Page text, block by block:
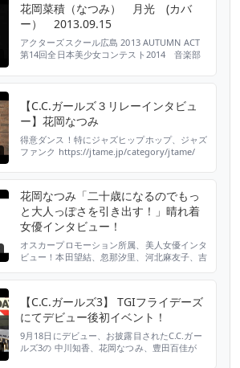
花岡菜積（なつみ） 月光 (カバ
ー） 2013.09.15
アクターズスクール広島 2013 AUTUMN ACT
第14回全日本美少女コンテスト2014 音楽部
【C.C.ガールズ３リレーインタビュ
ー】花岡なつみ
得意ダンス！特にジャズヒップホップ、ジャズ
ファンク https://jtame.jp/category/jtame/
花岡なつみ「二十歳になるのでもっ
と大人っぽさを引き出す！」晴れ着
女優インタビュー！
オスカープロモーション所属、美人女優インタ
ビュー！本田望結、忽那汐里、河北麻友子、吉
アップをひとつ宣言」などに答えてくれた！
【関連リンク】 （特集）晴れ着女優インタビ
ュー『女性らしく！カッコよく!!内面的に美し
く』 http...
【C.C.ガールズ3】 TGIフライデーズ
にてデビュー後初イベント！
9月18日にデビュー、お披露目されたC.C.ガー
ルズ3の 中川知香、花岡なつみ、豊田百佳が